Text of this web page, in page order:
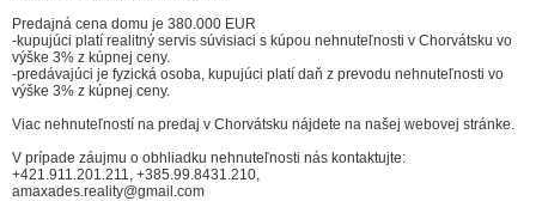
Predajná cena domu je 380.000 EUR
-kupujúci platí realitný servis súvisiaci s kúpou nehnuteľnosti v Chorvátsku vo
výške 3% z kúpnej ceny.
-predávajúci je fyzická osoba, kupujúci platí daň z prevodu nehnuteľnosti vo
výške 3% z kúpnej ceny.
Viac nehnuteľností na predaj v Chorvátsku nájdete na našej webovej stránke.
V prípade záujmu o obhliadku nehnuteľnosti nás kontaktujte:
+421.911.201.211, +385.99.8431.210,
amaxades.reality@gmail.com